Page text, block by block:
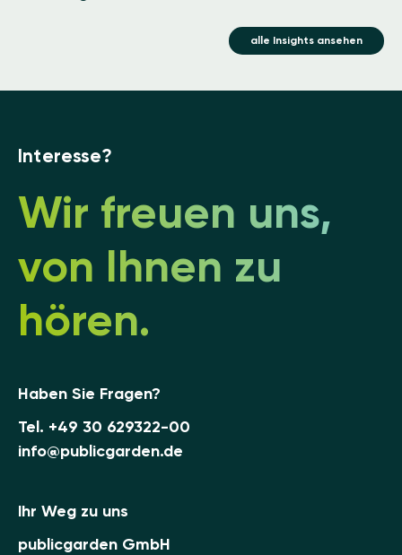
alle Insights ansehen
Interesse?
Wir freuen uns,
von Ihnen zu
hören.
Haben Sie Fragen?
Tel. +49 30 629322-00
info@publicgarden.de
Ihr Weg zu uns
publicgarden GmbH